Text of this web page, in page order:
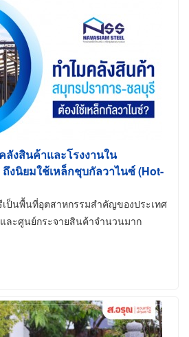
ลังสินค้าและโรงงานใน
งนิยมใช้เหล็กชุบกัลวาไนซ์ (Hot-
ป็นพื้นที่อุตสาหกรรมสำคัญของประเทศ
ละศูนย์กระจายสินค้าจำนวนมาก